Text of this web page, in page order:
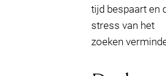
tijd bespaart en
stress van het
zoeken